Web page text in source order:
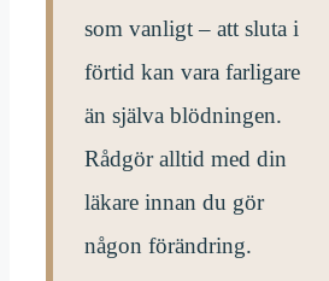
som vanligt – att sluta i
förtid kan vara farligare
än själva blödningen.
Rådgör alltid med din
läkare innan du gör
någon förändring.